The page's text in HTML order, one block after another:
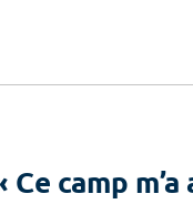
Ce camp